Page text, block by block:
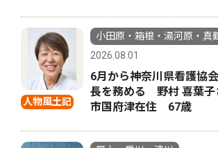
人物風土記
小田原・箱根・湯河原・真
2026.08.01
6月から神奈川県看護協
長を務める 野村 喜葉
市国府津在住 67歳